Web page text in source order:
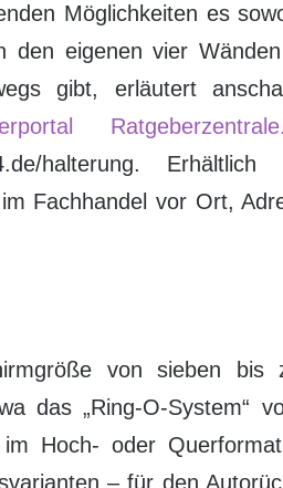
Möglichkeiten es
den eigenen vier
gibt, erläutert
halterung.
Fachhandel vor Ort,
von sieben bis
das „Ring-O-System“
Hoch- oder
– für den